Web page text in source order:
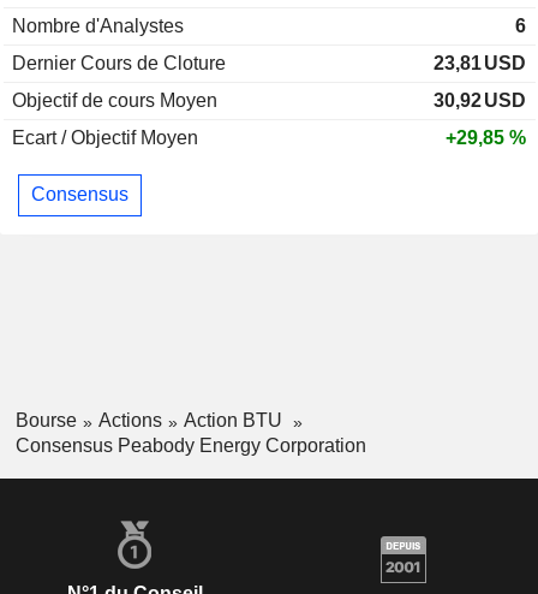
Nombre d'Analystes
6
Dernier Cours de Cloture
23,81USD
Objectif de cours Moyen
30,92USD
Ecart / Objectif Moyen
+29,85 %
Consensus
Bourse Actions
Action BTU
Consensus Peabody Energy Corporation